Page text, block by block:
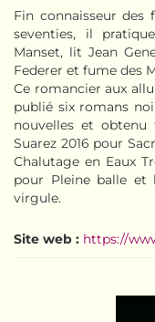
Fin connaisseur
seventies, il
Manset, lit Jean
Federer et fume des
Ce romancier aux
publié six romans
nouvelles et
Suarez 2016 pour
Chalutage en Eaux
pour Pleine balle et
virgule.
Site web : https://